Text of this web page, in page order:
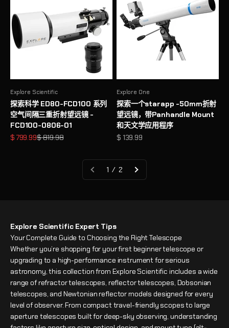
Explore Scientific
探索科学 ED80-FCD100 系列
空气间隔三重折射望远镜 -
FCD100-0806-01
促销价格
$ 799.99原价
$ 819.98
Explore One
探索一个starapp -50mm折射
望远镜，带Panhandle Mount
和天文学应用程序
促销价格
$ 139.99
1 / 2
Explore Scientific Expert Tips
Your Complete Guide to Choosing the Right Telescope
Whether you’re shopping for your first beginner telescope or
upgrading to a high-performance instrument for serious
astronomy, this collection from Explore Scientific includes a wide
range of refractor telescopes, reflector telescopes, Dobsonian
telescopes, and Newtonian reflector models designed for every
level of observer. From compact travel-friendly scopes to large
aperture telescopes built for deep-sky observing, understanding